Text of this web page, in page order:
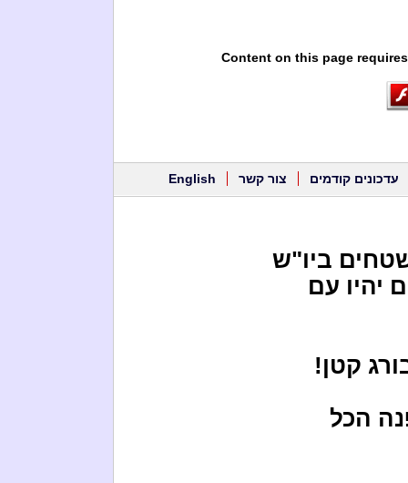
Content on this page
עדכונים קודמים צור קשר English
ביו"ש
יהיו עם
קטן!
הכל